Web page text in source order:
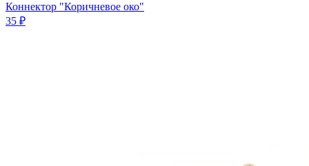
Коннектор "Коричневое око"
35 ₽